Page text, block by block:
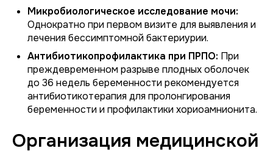
Микробиологическое исследование мочи:
Однократно при первом визите для выявления и
лечения бессимптомной бактериурии.
Антибиотикопрофилактика при ПРПО: При
преждевременном разрыве плодных оболочек
до 36 недель беременности рекомендуется
антибиотикотерапия для пролонгирования
беременности и профилактики хориоамнионита.
Организация медицинской